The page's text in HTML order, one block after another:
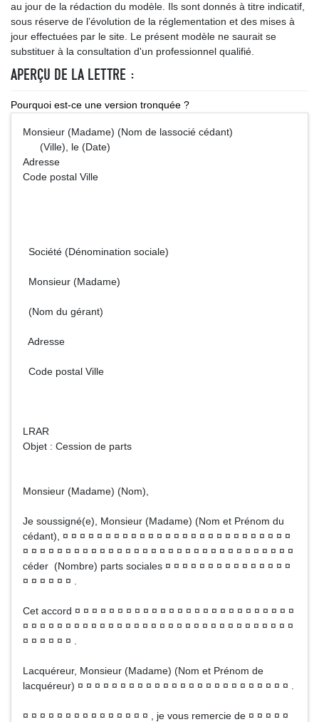
au jour de la rédaction du modèle. Ils sont donnés à titre indicatif,
sous réserve de l’évolution de la réglementation et des mises à
jour effectuées par le site. Le présent modèle ne saurait se
substituer à la consultation d'un professionnel qualifié.
APERÇU DE LA LETTRE :
Pourquoi est-ce une version tronquée ?
Monsieur (Madame) (Nom de lassocié cédant)
(Ville), le (Date)
Adresse
Code postal Ville
Société (Dénomination sociale)
Monsieur (Madame)
(Nom du gérant)
Adresse
Code postal Ville
LRAR
Objet : Cession de parts
Monsieur (Madame) (Nom),
Je soussigné(e), Monsieur (Madame) (Nom et Prénom du
cédant), ¤ ¤ ¤ ¤ ¤ ¤ ¤ ¤ ¤ ¤ ¤ ¤ ¤ ¤ ¤ ¤ ¤ ¤ ¤ ¤ ¤ ¤ ¤ ¤ ¤ ¤ ¤
¤ ¤ ¤ ¤ ¤ ¤ ¤ ¤ ¤ ¤ ¤ ¤ ¤ ¤ ¤ ¤ ¤ ¤ ¤ ¤ ¤ ¤ ¤ ¤ ¤ ¤ ¤ ¤ ¤ ¤ ¤ ¤
céder (Nombre) parts sociales ¤ ¤ ¤ ¤ ¤ ¤ ¤ ¤ ¤ ¤ ¤ ¤ ¤ ¤ ¤
¤ ¤ ¤ ¤ ¤ ¤ .
Cet accord ¤ ¤ ¤ ¤ ¤ ¤ ¤ ¤ ¤ ¤ ¤ ¤ ¤ ¤ ¤ ¤ ¤ ¤ ¤ ¤ ¤ ¤ ¤ ¤ ¤ ¤
¤ ¤ ¤ ¤ ¤ ¤ ¤ ¤ ¤ ¤ ¤ ¤ ¤ ¤ ¤ ¤ ¤ ¤ ¤ ¤ ¤ ¤ ¤ ¤ ¤ ¤ ¤ ¤ ¤ ¤ ¤ ¤
¤ ¤ ¤ ¤ ¤ ¤ .
Lacquéreur, Monsieur (Madame) (Nom et Prénom de
lacquéreur) ¤ ¤ ¤ ¤ ¤ ¤ ¤ ¤ ¤ ¤ ¤ ¤ ¤ ¤ ¤ ¤ ¤ ¤ ¤ ¤ ¤ ¤ ¤ ¤ ¤ .
¤ ¤ ¤ ¤ ¤ ¤ ¤ ¤ ¤ ¤ ¤ ¤ ¤ ¤ ¤ , je vous remercie de ¤ ¤ ¤ ¤ ¤